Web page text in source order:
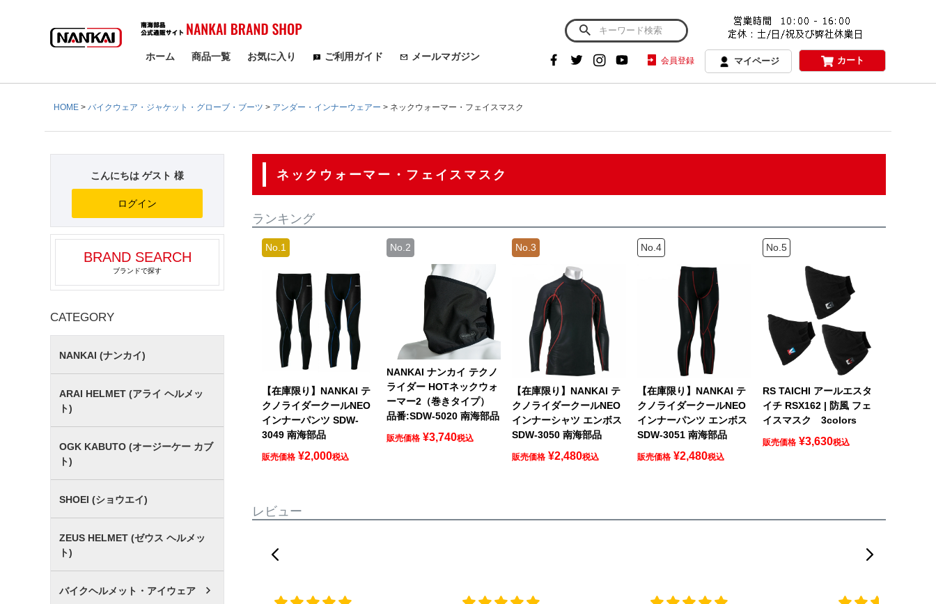
検索
ホーム 商品一覧 お気に入り ご利用ガイド メールマガジン 会員登録 マイページ カート
HOME バイクウェア・ジャケット・グローブ・ブーツ アンダー・インナーウェアー ネックウォーマー・フェイスマスク
こんにちは ゲスト 様
ログイン
BRAND SEARCH
ブランドで探す
CATEGORY
NANKAI (ナンカイ)
ARAI HELMET (アライ ヘルメッ
ト)
OGK KABUTO (オージーケー カブ
ト)
SHOEI (ショウエイ)
ZEUS HELMET (ゼウス ヘルメッ
ト)
バイクヘルメット・アイウェア
ネックウォーマー・フェイスマスク
ランキング
【在庫限り】NANKAI テ
クノライダークールNEO
インナーパンツ SDW-
3049 南海部品
販売価格 ¥2,000税込
NANKAI ナンカイ テクノ
ライダー HOTネックウォ
ーマー2（巻きタイプ）
品番:SDW-5020 南海部品
販売価格 ¥3,740税込
【在庫限り】NANKAI テ
クノライダークールNEO
インナーシャツ エンボス
SDW-3050 南海部品
販売価格 ¥2,480税込
【在庫限り】NANKAI テ
クノライダークールNEO
インナーパンツ エンボス
SDW-3051 南海部品
販売価格 ¥2,480税込
RS TAICHI アールエスタ
イチ RSX162 | 防風 フェ
イスマスク 3colors
販売価格 ¥3,630税込
レビュー